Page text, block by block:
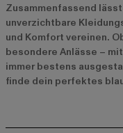
Zusammenfassend
unverzichtbare
und Komfort vereinen.
besondere Anlässe –
immer bestens
finde dein perfektes